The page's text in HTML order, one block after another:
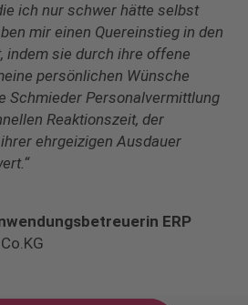
ich nur schwer hätte selbst
mir einen Quereinstieg in den
indem sie durch ihre offene
persönlichen Wünsche
Schmieder Personalvermittlung
Reaktionszeit, der
ehrgeizigen Ausdauer
ERP